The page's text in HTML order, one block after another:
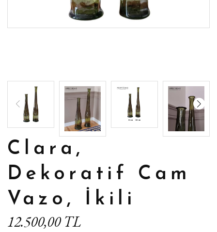
Clara,
Dekoratif Cam
Vazo, İkili
12.500,00 TL